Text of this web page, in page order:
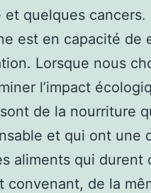
et quelques cancers.
est en capacité de
Lorsque nous
l’impact
de la nourriture
et qui ont une
aliments qui durent
convenant, de la